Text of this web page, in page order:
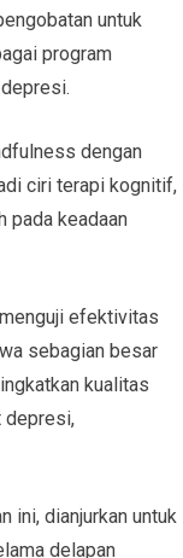
untuk
program
dengan
ciri terapi kognitif,
pada keadaan
efektivitas
sebagian besar
kualitas
depresi,
ini, dianjurkan untuk
delapan